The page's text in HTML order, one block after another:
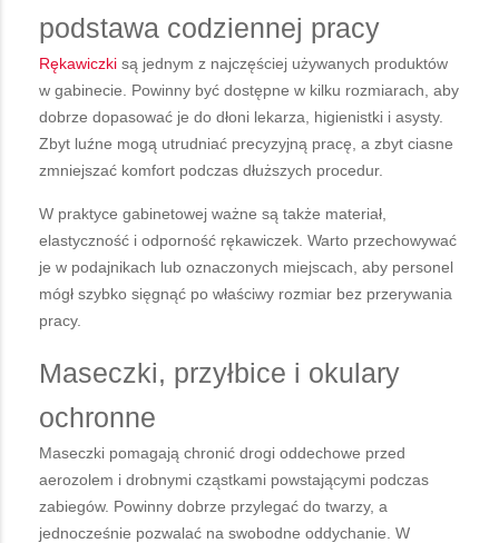
podstawa codziennej pracy
Rękawiczki są jednym z najczęściej używanych produktów
w gabinecie. Powinny być dostępne w kilku rozmiarach, aby
dobrze dopasować je do dłoni lekarza, higienistki i asysty.
Zbyt luźne mogą utrudniać precyzyjną pracę, a zbyt ciasne
zmniejszać komfort podczas dłuższych procedur.
W praktyce gabinetowej ważne są także materiał,
elastyczność i odporność rękawiczek. Warto przechowywać
je w podajnikach lub oznaczonych miejscach, aby personel
mógł szybko sięgnąć po właściwy rozmiar bez przerywania
pracy.
Maseczki, przyłbice i okulary
ochronne
Maseczki pomagają chronić drogi oddechowe przed
aerozolem i drobnymi cząstkami powstającymi podczas
zabiegów. Powinny dobrze przylegać do twarzy, a
jednocześnie pozwalać na swobodne oddychanie. W